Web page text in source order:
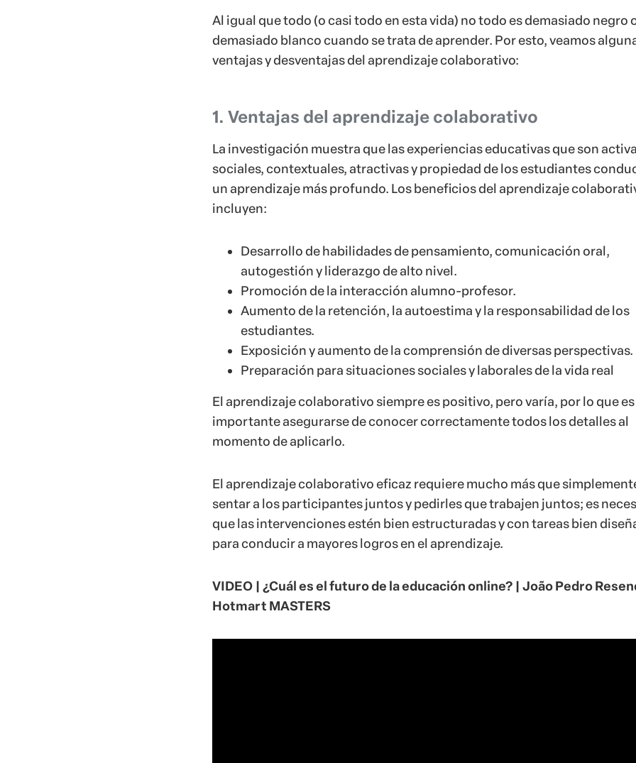
Al igual que todo (o casi todo en esta vida) no todo es demasiado negro
demasiado blanco cuando se trata de aprender. Por esto, veamos
ventajas y desventajas del aprendizaje colaborativo:
1. Ventajas del aprendizaje colaborativo
La investigación muestra que las experiencias educativas que son
sociales, contextuales, atractivas y propiedad de los estudiantes
un aprendizaje más profundo. Los beneficios del aprendizaje
incluyen:
Desarrollo de habilidades de pensamiento, comunicación oral,
autogestión y liderazgo de alto nivel.
Promoción de la interacción alumno-profesor.
Aumento de la retención, la autoestima y la responsabilidad de los
estudiantes.
Exposición y aumento de la comprensión de diversas perspectivas.
Preparación para situaciones sociales y laborales de la vida real
El aprendizaje colaborativo siempre es positivo, pero varía, por lo que es
importante asegurarse de conocer correctamente todos los detalles al
momento de aplicarlo.
El aprendizaje colaborativo eficaz requiere mucho más que
sentar a los participantes juntos y pedirles que trabajen juntos; es
que las intervenciones estén bien estructuradas y con tareas bien
para conducir a mayores logros en el aprendizaje.
VIDEO | ¿Cuál es el futuro de la educación online? | João Pedro
Hotmart MASTERS